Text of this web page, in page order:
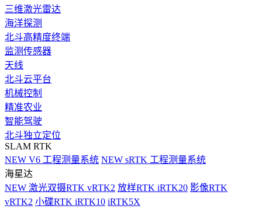
三维激光雷达
海洋探测
北斗高精度终端
监测传感器
天线
北斗云平台
机械控制
精准农业
智能驾驶
北斗独立定位
SLAM RTK
NEW V6 工程测量系统 NEW sRTK 工程测量系统
海星达
NEW 激光双摄RTK vRTK2 放样RTK iRTK20 影像RTK
vRTK2 小碟RTK iRTK10 iRTK5X